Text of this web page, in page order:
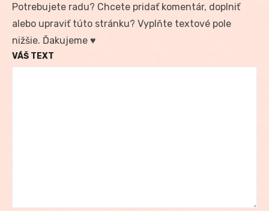
Potrebujete radu? Chcete pridať komentár, doplniť
alebo upraviť túto stránku? Vyplňte textové pole
nižšie. Ďakujeme ♥
VÁŠ TEXT